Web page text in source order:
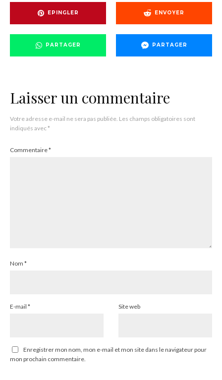
EPINGLER ENVOYER
PARTAGER PARTAGER
Laisser un commentaire
Votre adresse e-mail ne sera pas publiée. Les champs obligatoires sont
indiqués avec*
Commentaire*
Nom *
E-mail * Site web
Enregistrer mon nom, mon e-mail et mon site dans le navigateur pour
mon prochain commentaire.